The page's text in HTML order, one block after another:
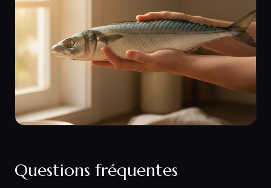
Questions fréquentes